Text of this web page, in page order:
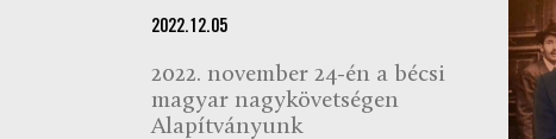
2022.12.05
2022. november 24-én a bécsi
magyar nagykövetségen
Alapítványunk